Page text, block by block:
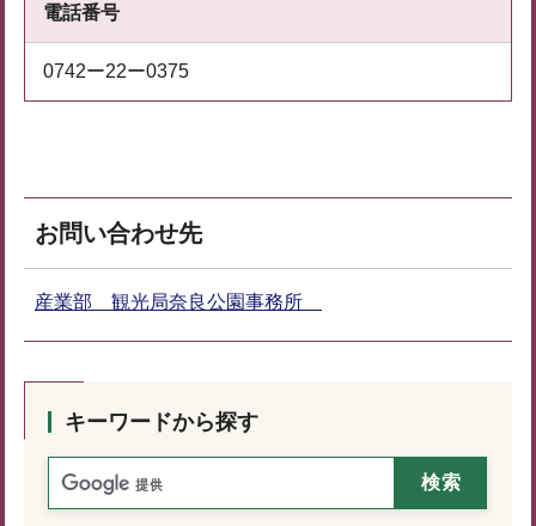
電話番号
0742ー22ー0375
お問い合わせ先
産業部 観光局奈良公園事務所
キーワードから探す